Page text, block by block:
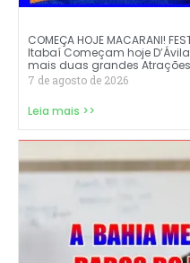
COMEÇA HOJE MACARANI!
Itabaí Começam hoje
mais duas grandes
7 de agosto de 2026
Leia mais >>